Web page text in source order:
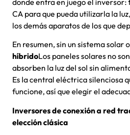
CA para que pueda utilizarla la
los demás aparatos de los que
En resumen, sin un sistema solar o
híbridoLos paneles solares no
absorben la luz del sol sin
Es la central eléctrica silenciosa
funcione, así que elegir el
Inversores de conexión a red
elección clásica